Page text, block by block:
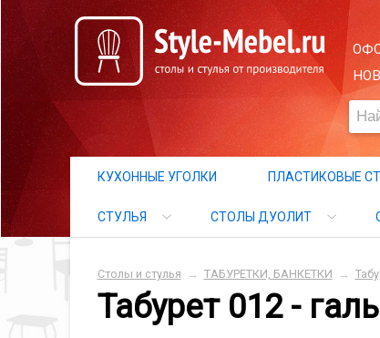
КУХОННЫЕ УГОЛКИ ПЛАСТИКОВЫЕ
СТУЛЬЯ СТОЛЫ ДУОЛИТ
Столы и стулья → ТАБУРЕТКИ, БАНКЕТКИ →
Табурет 012 -